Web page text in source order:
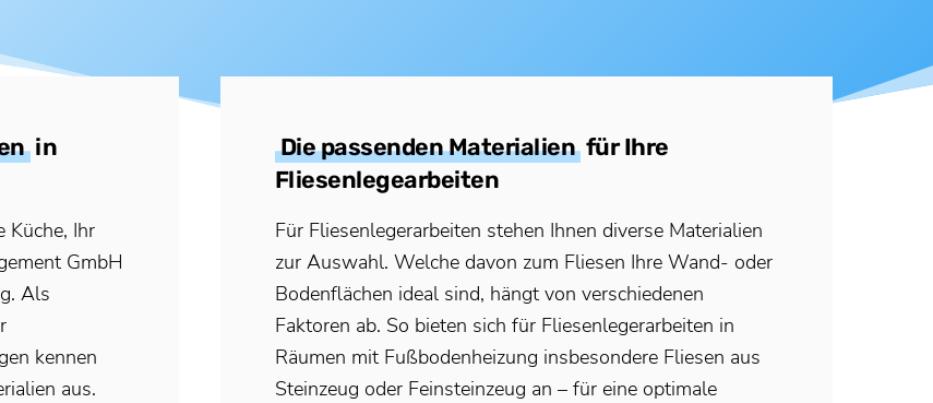
in
Küche, Ihr
GmbH
Als
kennen
aus.
Die passenden Materialien für Ihre
Fliesenlegearbeiten
Für Fliesenlegerarbeiten stehen Ihnen diverse Materialien
zur Auswahl. Welche davon zum Fliesen Ihre Wand- oder
Bodenflächen ideal sind, hängt von verschiedenen
Faktoren ab. So bieten sich für Fliesenlegerarbeiten in
Räumen mit Fußbodenheizung insbesondere Fliesen aus
Steinzeug oder Feinsteinzeug an – für eine optimale